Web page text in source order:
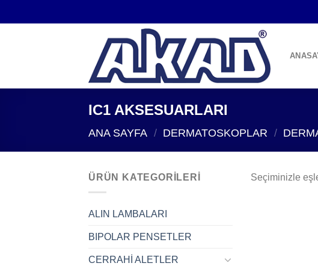
atla
IC1 AKSESUARLARI
ANA SAYFA / DERMATOSKOPLAR /
ÜRÜN KATEGORILERI
ALIN LAMBALARI
BIPOLAR PENSETLER
CERRAHİ ALETLER
Seçiminizle